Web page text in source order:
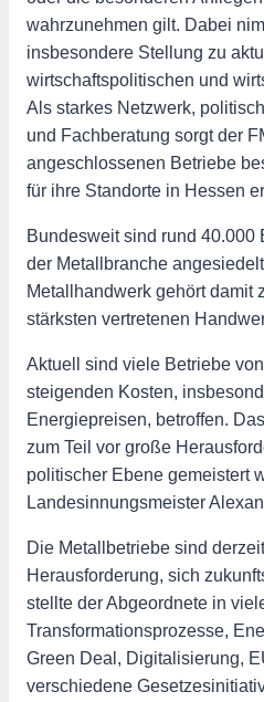
wahrzunehmen gilt. Dabei
insbesondere Stellung zu
wirtschaftspolitischen und
Als starkes Netzwerk,
und Fachberatung sorgt der
angeschlossenen Betriebe
für ihre Standorte in Hessen
Bundesweit sind rund 40.000
der Metallbranche
Metallhandwerk gehört damit
stärksten vertretenen
Aktuell sind viele Betriebe
steigenden Kosten,
Energiepreisen, betroffen.
zum Teil vor große
politischer Ebene gemeistert
Landesinnungsmeister
Die Metallbetriebe sind
Herausforderung, sich
stellte der Abgeordnete in
Transformationsprozesse,
Green Deal, Digitalisierung,
verschiedene